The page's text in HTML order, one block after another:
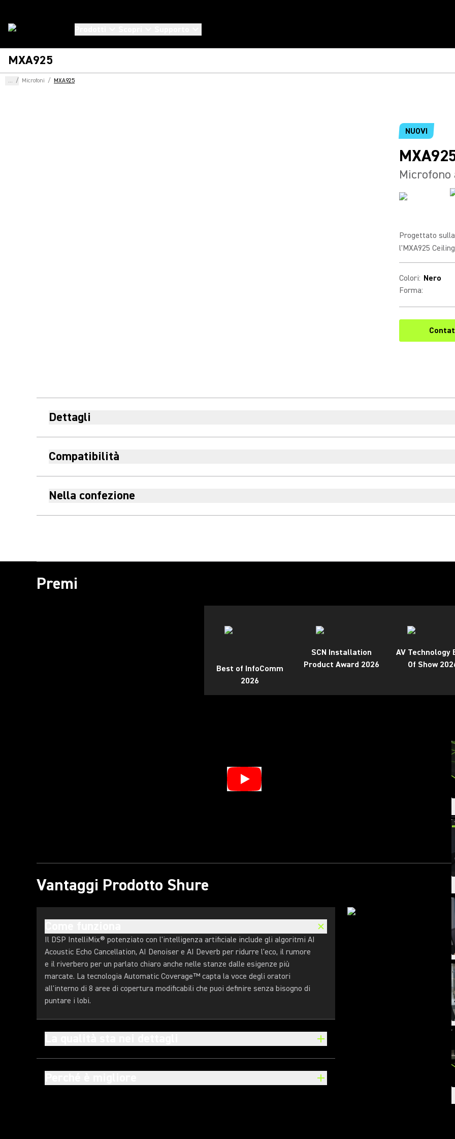
MXA925
... / Microfoni / MXA925
NUOVI
Progettato
l'MXA925
Colori: Nero
Forma:
Dettagli
Compatibilità
Nella confezione
Premi
Best of InfoComm
2026
SCN Installation
Product Award 2026
AV Technology
Of Show
Vantaggi Prodotto Shure
Il DSP IntelliMix® potenziato con l'intelligenza artificiale include gli algoritmi AI
Acoustic Echo Cancellation, AI Denoiser e AI Deverb per ridurre l'eco, il rumore
e il riverbero per un parlato chiaro anche nelle stanze dalle esigenze più
marcate. La tecnologia Automatic Coverage™ capta la voce degli oratori
all'interno di 8 aree di copertura modificabili che puoi definire senza bisogno di
puntare i lobi.